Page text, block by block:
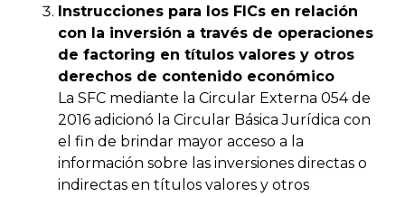
Instrucciones para los FICs en relación
con la inversión a través de operaciones
de factoring en títulos valores y otros
derechos de contenido económico
La SFC mediante la Circular Externa 054 de
2016 adicionó la Circular Básica Jurídica con
el fin de brindar mayor acceso a la
información sobre las inversiones directas o
indirectas en títulos valores y otros